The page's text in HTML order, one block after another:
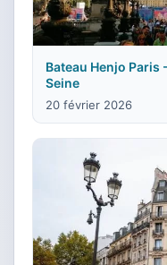
Bateau Henjo Paris
Seine
20 février 2026